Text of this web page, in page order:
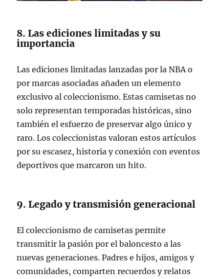
8. Las ediciones limitadas y su
importancia
Las ediciones limitadas lanzadas por la NBA o
por marcas asociadas añaden un elemento
exclusivo al coleccionismo. Estas camisetas no
solo representan temporadas históricas, sino
también el esfuerzo de preservar algo único y
raro. Los coleccionistas valoran estos artículos
por su escasez, historia y conexión con eventos
deportivos que marcaron un hito.
9. Legado y transmisión generacional
El coleccionismo de camisetas permite
transmitir la pasión por el baloncesto a las
nuevas generaciones. Padres e hijos, amigos y
comunidades, comparten recuerdos y relatos